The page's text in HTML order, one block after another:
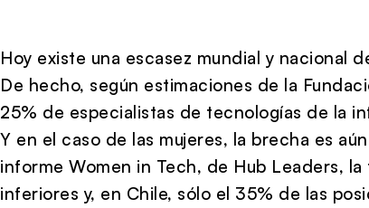
Hoy existe una escasez mundial y nacional
De hecho, según estimaciones de la
25% de especialistas de tecnologías de la
Y en el caso de las mujeres, la brecha es
informe Women in Tech, de Hub Leaders,
inferiores y, en Chile, sólo el 35% de las